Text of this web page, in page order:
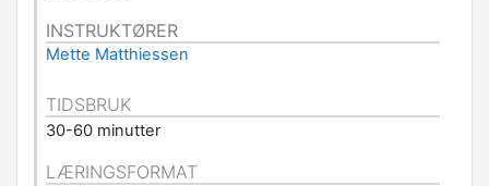
INSTRUKTØRER
Mette Matthiessen
TIDSBRUK
30-60 minutter
LÆRINGSFORMAT